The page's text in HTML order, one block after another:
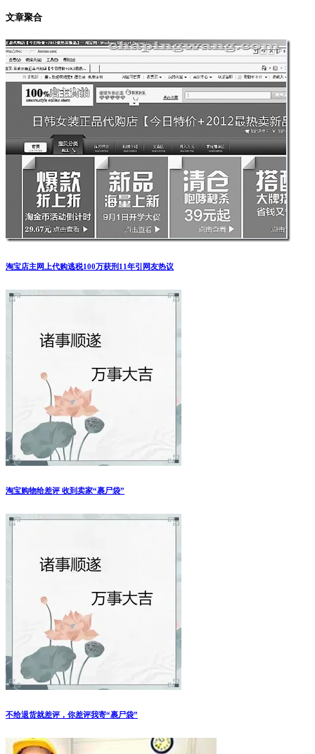
文章聚合
淘宝店主网上代购逃税100万获刑11年引网友热议
淘宝购物给差评 收到卖家“裹尸袋”
不给退货就差评，你差评我寄“裹尸袋”